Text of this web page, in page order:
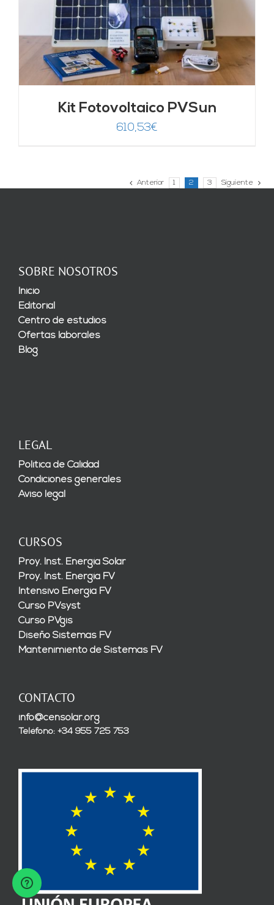
Kit Fotovoltaico PVSun
610,53€
Anterior 1 2 3 Siguiente
SOBRE NOSOTROS
Inicio
Editorial
Centro de estudios
Ofertas laborales
Blog
LEGAL
Política de Calidad
Condiciones generales
Aviso legal
CURSOS
Proy. Inst. Energía Solar
Proy. Inst. Energía FV
Intensivo Energía FV
Curso PVsyst
Curso PVgis
Diseño Sistemas FV
Mantenimiento de Sistemas FV
CONTACTO
info@censolar.org
Teléfono: +34 955 725 753